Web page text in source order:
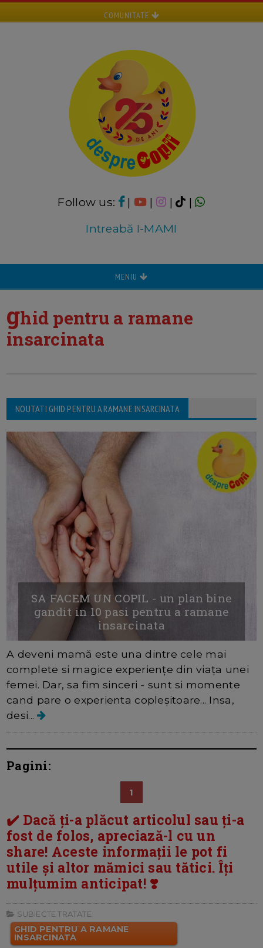
COMUNITATE
Follow us: | | |
|
Intreabă I-MAMI
MENIU
ghid pentru a ramane
insarcinata
NOUTATI GHID PENTRU A RAMANE INSARCINATA
SA FACEM UN COPIL - un plan bine
gandit in 10 pasi pentru a ramane
insarcinata
A deveni mamă este una dintre cele mai
complete si magice experiențe din viața unei
femei. Dar, sa fim sinceri - sunt si momente
cand pare o experienta copleșitoare... Insa,
desi...
Pagini:
1
✔️ Dacă ți-a plăcut articolul sau ți-a
fost de folos, apreciază-l cu un
share! Aceste informații le pot fi
utile și altor mămici sau tătici. Îți
mulțumim anticipat! ❣️
SUBIECTE TRATATE:
GHID PENTRU A RAMANE
INSARCINATA